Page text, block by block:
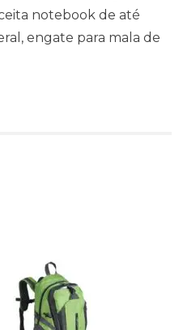
notebook de até
engate para mala de